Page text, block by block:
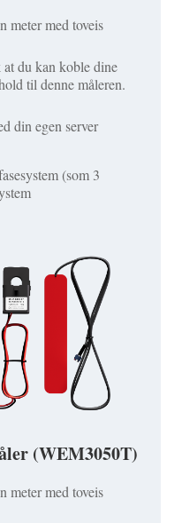
meter med toveis
du kan koble dine
til denne måleren.
din egen server
(som 3
(WEM3050T)
meter med toveis